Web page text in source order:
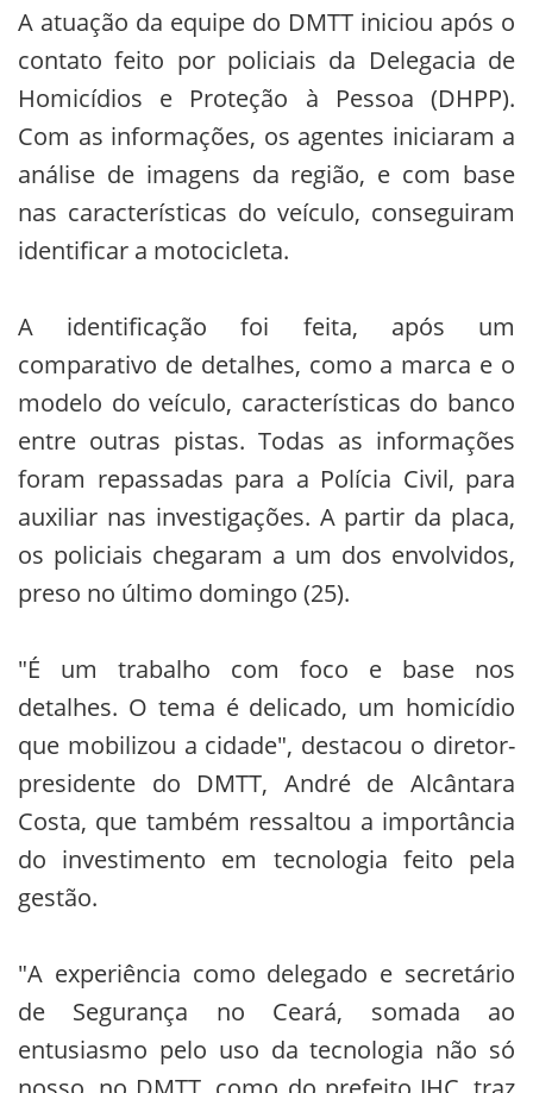
A atuação da equipe do DMTT iniciou após o
contato feito por policiais da Delegacia de
Homicídios e Proteção à Pessoa (DHPP).
Com as informações, os agentes iniciaram a
análise de imagens da região, e com base
nas características do veículo, conseguiram
identificar a motocicleta.
A identificação foi feita, após um
comparativo de detalhes, como a marca e o
modelo do veículo, características do banco
entre outras pistas. Todas as informações
foram repassadas para a Polícia Civil, para
auxiliar nas investigações. A partir da placa,
os policiais chegaram a um dos envolvidos,
preso no último domingo (25).
"É um trabalho com foco e base nos
detalhes. O tema é delicado, um homicídio
que mobilizou a cidade", destacou o diretor-
presidente do DMTT, André de Alcântara
Costa, que também ressaltou a importância
do investimento em tecnologia feito pela
gestão.
"A experiência como delegado e secretário
de Segurança no Ceará, somada ao
entusiasmo pelo uso da tecnologia não só